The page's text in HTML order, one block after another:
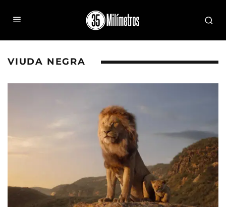
VIUDA NEGRA